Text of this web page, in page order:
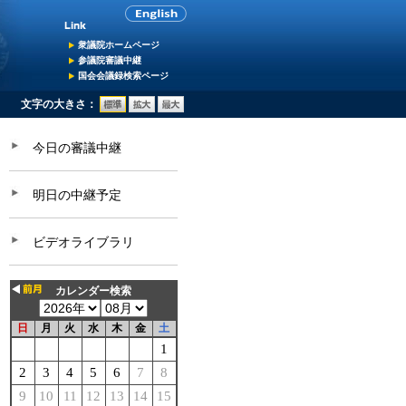
衆議院ホームページ
参議院審議中継
国会会議録検索ページ
文字の大きさ：
今日の審議中継
明日の中継予定
ビデオライブラリ
カレンダー検索
日 月 火 水 木 金 土
1
2
3 4 5 6 7
8
9
10 11 12 13 14
15